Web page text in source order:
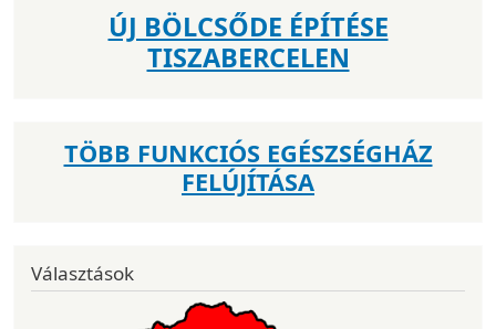
ÚJ BÖLCSŐDE ÉPÍTÉSE
TISZABERCELEN
TÖBB FUNKCIÓS EGÉSZSÉGHÁZ
FELÚJÍTÁSA
Választások